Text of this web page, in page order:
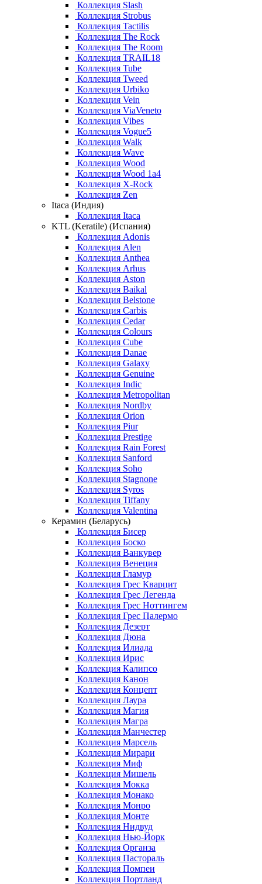
Коллекция Slash
Коллекция Strobus
Коллекция Tactilis
Коллекция The Rock
Коллекция The Room
Коллекция TRAIL18
Коллекция Tube
Коллекция Tweed
Коллекция Urbiko
Коллекция Vein
Коллекция ViaVeneto
Коллекция Vibes
Коллекция Vogue5
Коллекция Walk
Коллекция Wave
Коллекция Wood
Коллекция Wood 1a4
Коллекция X-Rock
Коллекция Zen
Itaca (Индия)
Коллекция Itaca
KTL (Keratile) (Испания)
Коллекция Adonis
Коллекция Alen
Коллекция Anthea
Коллекция Arhus
Коллекция Aston
Коллекция Baikal
Коллекция Belstone
Коллекция Carbis
Коллекция Cedar
Коллекция Colours
Коллекция Cube
Коллекция Danae
Коллекция Galaxy
Коллекция Genuine
Коллекция Indic
Коллекция Metropolitan
Коллекция Nordby
Коллекция Orion
Коллекция Piur
Коллекция Prestige
Коллекция Rain Forest
Коллекция Sanford
Коллекция Soho
Коллекция Stagnone
Коллекция Syros
Коллекция Tiffany
Коллекция Valentina
Керамин (Беларусь)
Коллекция Бисер
Коллекция Боско
Коллекция Ванкувер
Коллекция Венеция
Коллекция Гламур
Коллекция Грес Кварцит
Коллекция Грес Легенда
Коллекция Грес Ноттингем
Коллекция Грес Палермо
Коллекция Дезерт
Коллекция Дюна
Коллекция Илиада
Коллекция Ирис
Коллекция Калипсо
Коллекция Канон
Коллекция Концепт
Коллекция Лаура
Коллекция Магия
Коллекция Магра
Коллекция Манчестер
Коллекция Марсель
Коллекция Мирари
Коллекция Миф
Коллекция Мишель
Коллекция Мокка
Коллекция Монако
Коллекция Монро
Коллекция Монте
Коллекция Нидвуд
Коллекция Нью-Йорк
Коллекция Органза
Коллекция Пастораль
Коллекция Помпеи
Коллекция Портланд